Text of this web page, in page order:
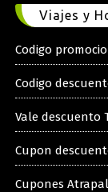
Viajes y
Codigo
Codigo
Vale descuento
Cupon
Cupones